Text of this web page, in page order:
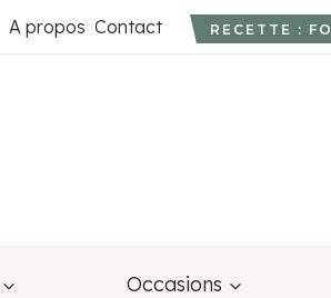
A propos Contact RECETTE :
Occasions